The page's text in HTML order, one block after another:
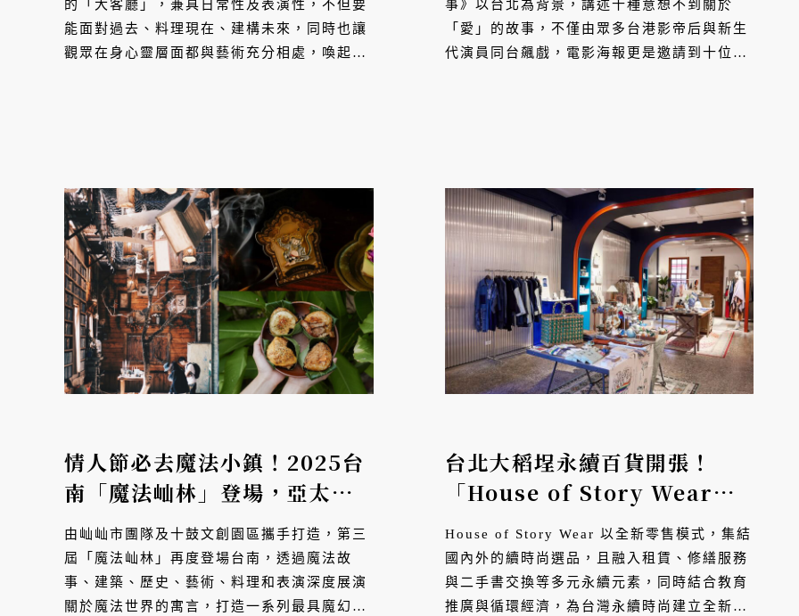
的「大客廳」，兼具日常性及表演性，不但要
能面對過去、料理現在、建構未來，同時也讓
觀眾在身心靈層面都與藝術充分相處，喚起身
事》以台北為背景，講述十種意想不到關於
「愛」的故事，不僅由眾多台港影帝后與新生
代演員同台飆戲，電影海報更是邀請到十位平
情人節必去魔法小鎮！2025台
南「魔法屾林」登場，亞太十
大名店中古餐桌、魔法拍賣
會、超過200組國內外品
牌⋯⋯展區全攻略一次看
由屾屾市團隊及十鼓文創園區攜手打造，第三
屆「魔法屾林」再度登場台南，透過魔法故
事、建築、歷史、藝術、料理和表演深度展演
關於魔法世界的寓言，打造一系列最具魔幻氛
台北大稻埕永續百貨開張！
「House of Story Wear」
集結20個永續品牌，打造台北
首家ESG概念選物店
House of Story Wear 以全新零售模式，集結
國內外的續時尚選品，且融入租賃、修繕服務
與二手書交換等多元永續元素，同時結合教育
推廣與循環經濟，為台灣永續時尚建立全新的